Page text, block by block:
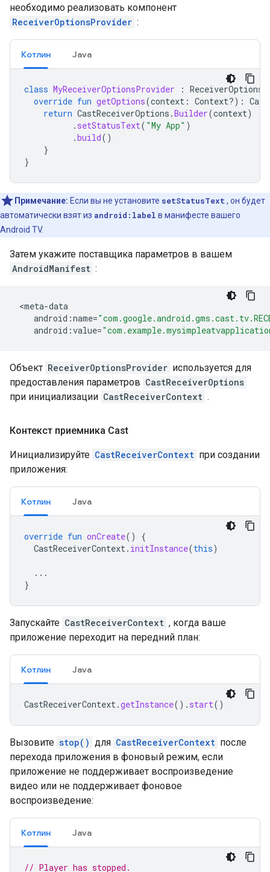
необходимо реализовать компонент
ReceiverOptionsProvider :
Котлин Java
class MyReceiverOptionsProvider :
override fun getOptions(context : Context?) :
return CastReceiverOptions .Builder(context)
. setStatusText( "My App" )
.build()
}
}
Примечание: Если вы не установите setStatusText , он будет
автоматически взят из android:label в манифесте вашего
Android TV.
Затем укажите поставщика параметров в вашем
AndroidManifest :
<meta-data
android :name=
android :value=
Объект ReceiverOptionsProvider используется для
предоставления параметров CastReceiverOptions
при инициализации CastReceiverContext .
Контекст приемника Cast
Инициализируйте CastReceiverContext при создании
приложения:
Котлин Java
override fun onCreate()
{
CastReceiverContext. initInstance(this)
...
}
Запускайте CastReceiverContext , когда ваше
приложение переходит на передний план:
Котлин Java
CastReceiverContext.getInstance(). start()
Вызовите stop() для CastReceiverContext после
перехода приложения в фоновый режим, если
приложение не поддерживает воспроизведение
видео или не поддерживает фоновое
воспроизведение:
Котлин Java
// Player has stopped.